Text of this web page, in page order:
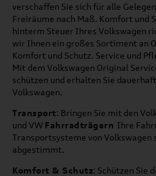
verschaffen Sie sich für alle
Freiräume nach Maß. Komfort und
hinterm Steuer Ihres Volkswagen
wir Ihnen ein großes Sortiment an
Komfort und Schutz. Service und
Mit dem Volkswagen Original
schützen und erhalten Sie
Volkswagen.
Transport: Bringen Sie mit den
und VW Fahrradträgern Ihre
Transportsysteme von Volkswagen
abgestimmt.
Komfort & Schutz: Schützen Sie